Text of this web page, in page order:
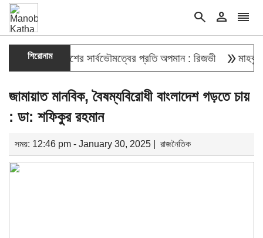
search person reorder
শিরোনাম
বাংলাদেশের সার্বভৌমত্বের প্রতি অপমান : রিজভী double_arrowমাহবুব আলী
জামায়াত মানবিক, বৈষম্যবিরোধী বাংলাদেশ গড়তে চায়
: ডা: শফিকুর রহমান
সময়: 12:46 pm - January 30, 2025 | রাজনৈতিক